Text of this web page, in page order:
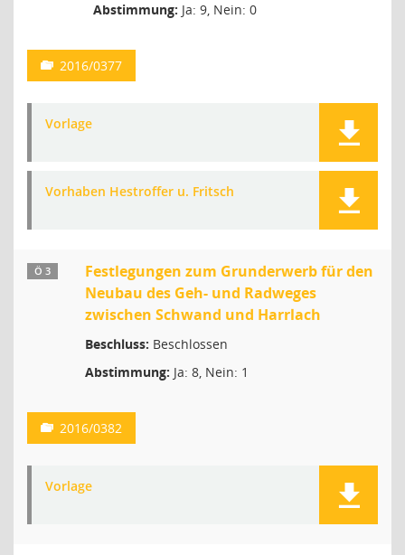
Abstimmung: Ja: 9, Nein: 0
2016/0377
Vorlage
Vorhaben Hestroffer u. Fritsch
Ö 3
Festlegungen zum Grunderwerb für den
Neubau des Geh- und Radweges
zwischen Schwand und Harrlach
Beschluss: Beschlossen
Abstimmung: Ja: 8, Nein: 1
2016/0382
Vorlage